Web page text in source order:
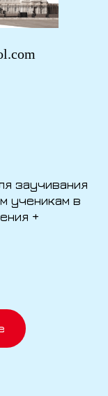
заучивания
ученикам в
+